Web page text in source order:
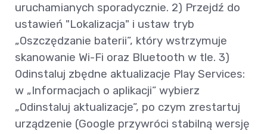
uruchamianych sporadycznie. 2) Przejdź do
ustawień "Lokalizacja" i ustaw tryb
„Oszczędzanie baterii”, który wstrzymuje
skanowanie Wi-Fi oraz Bluetooth w tle. 3)
Odinstaluj zbędne aktualizacje Play Services:
w „Informacjach o aplikacji” wybierz
„Odinstaluj aktualizacje”, po czym zrestartuj
urządzenie (Google przywróci stabilną wersję